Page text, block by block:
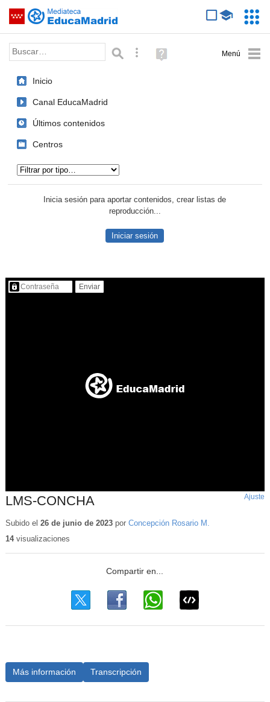
Saltar navegación
Palabra o frase: Búsqueda avanzada
Ayuda
(en
Inicio
Canal EducaMadrid
Últimos contenidos
Centros
Inicia sesión para aportar contenidos, crear listas de
reproducción...
Iniciar sesión
Contenido protegido…
LMS-CONCHA Ajuste
Subido el 26 de junio de 2023por Concepción Rosario M.
14visualizaciones
Más información Transcripción